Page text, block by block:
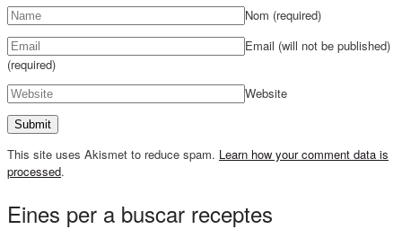
Nom (required)
Email (will not be published)
(required)
Website
This site uses Akismet to reduce spam. Learn how your comment data is
processed.
Eines per a buscar receptes